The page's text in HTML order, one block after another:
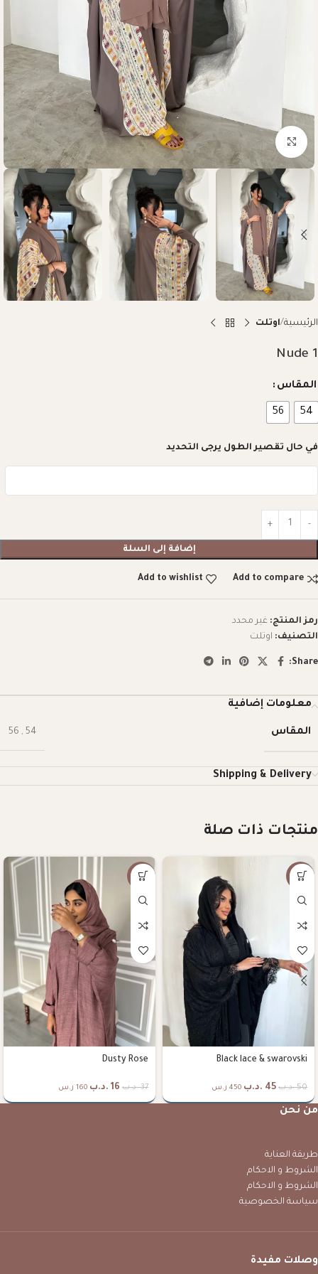
Click to enlarge
الرئيسية اوتلت
Nude 1
المقاس
54
56
في حال تقصير الطول يرجى التحديد
إضافة إلى السلة
Add to compare
Add to wishlist
رمز المنتج: غير محدد
التصنيف: اوتلت
Share:
معلومات إضافية
المقاس 54
,
56
Shipping & Delivery
منتجات ذات صلة
-10%
Black lace & swarovski
50 .د.ب 45 .د.ب 450 ر.س
-57%
Dusty Rose
37 .د.ب 16 .د.ب 160 ر.س
من نحن
طريقة العناية
الشروط و الاحكام
الشروط و الاحكام
سياسة الخصوصية
وصلات مفيدة